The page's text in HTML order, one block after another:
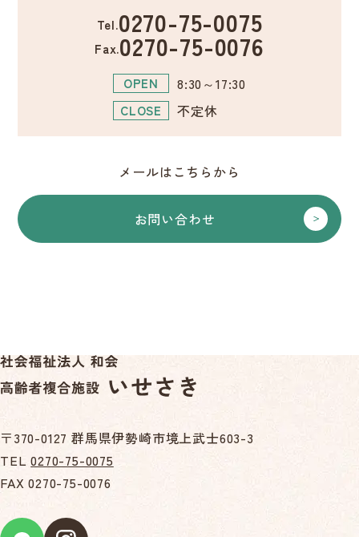
Tel.0270-75-0075
Fax.0270-75-0076
OPEN 8:30～17:30
CLOSE 不定休
メールはこちらから
お問い合わせ
〒370-0127 群馬県伊勢崎市境上武士603-3
TEL0270-75-0075
FAX 0270-75-0076